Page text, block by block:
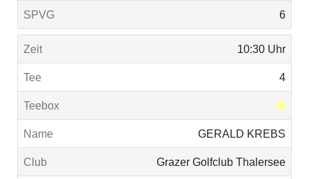
6
10:30 Uhr
4
GERALD KREBS
Grazer Golfclub Thalersee